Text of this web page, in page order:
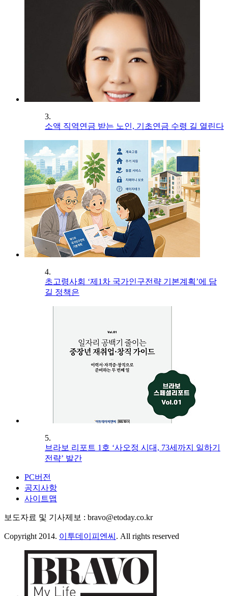
3.
소액 직역연금 받는 노인, 기초연금 수령 길 열린다
4.
초고령사회 ‘제1차 국가인구전략 기본계획’에 담
길 정책은
5.
브라보 리포트 1호 ‘사오정 시대, 73세까지 일하기
전략’ 발간
PC버전
공지사항
사이트맵
보도자료 및 기사제보 : bravo@etoday.co.kr
Copyright 2014. 이투데이피엔씨 . All rights reserved